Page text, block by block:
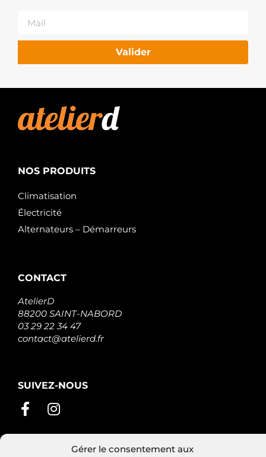
Gérer le consentement aux
Valider
NOS PRODUITS
Climatisation
Électricité
Alternateurs – Démarreurs
CONTACT
AtelierD
88200 SAINT-NABORD
03 29 22 34 47
contact@atelierd.fr
SUIVEZ-NOUS